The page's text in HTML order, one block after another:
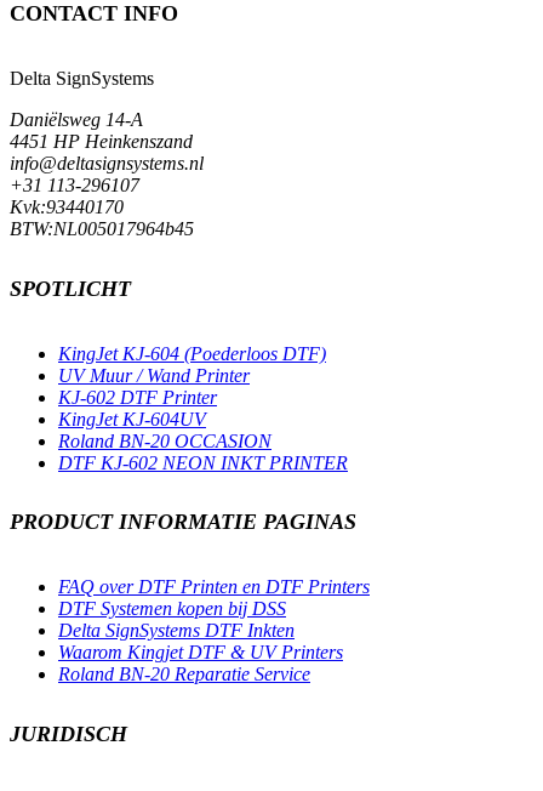
CONTACT INFO
Delta SignSystems
Daniëlsweg 14-A
4451 HP Heinkenszand
info@deltasignsystems.nl
+31 113-296107
Kvk:93440170
BTW:NL005017964b45
SPOTLICHT
KingJet KJ-604 (Poederloos DTF)
UV Muur / Wand Printer
KJ-602 DTF Printer
KingJet KJ-604UV
Roland BN-20 OCCASION
DTF KJ-602 NEON INKT PRINTER
PRODUCT INFORMATIE PAGINAS
FAQ over DTF Printen en DTF Printers
DTF Systemen kopen bij DSS
Delta SignSystems DTF Inkten
Waarom Kingjet DTF & UV Printers
Roland BN-20 Reparatie Service
JURIDISCH